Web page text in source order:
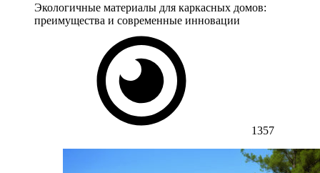
Экологичные материалы для каркасных домов:
преимущества и современные инновации
1357